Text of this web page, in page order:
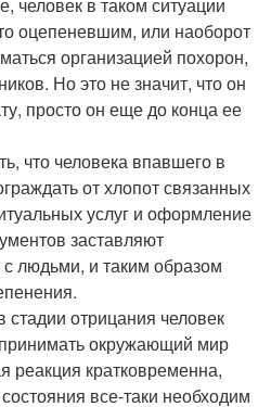
человек в таком ситуации
оцепеневшим, или наоборот
организацией похорон,
Но это не значит, что он
просто он еще до конца ее
что человека впавшего в
от хлопот связанных
услуг и оформление
заставляют
людьми, и таким образом
стадии отрицания человек
окружающий мир
реакция кратковременна,
все-таки необходим